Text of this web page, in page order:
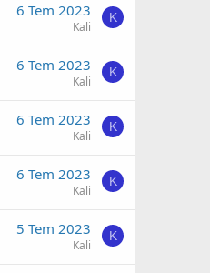
6 Tem 2023
Kali
K
6 Tem 2023
Kali
K
6 Tem 2023
Kali
K
6 Tem 2023
Kali
K
5 Tem 2023
Kali
K